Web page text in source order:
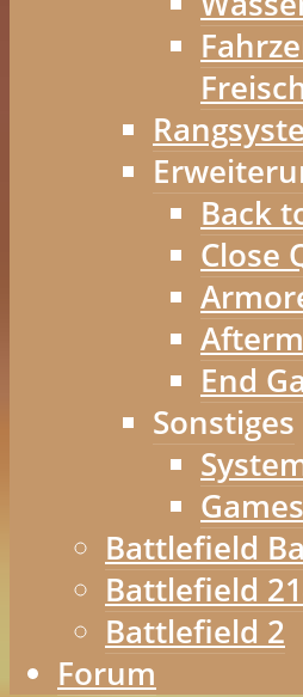
Back
Close
End
Sonstiges
Battlefield
Battlefield
Battlefield 2
Forum